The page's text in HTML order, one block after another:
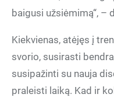
baigusi užsiėmimą“, –
Kiekvienas, atėjęs į
svorio, susirasti
susipažinti su nauja
praleisti laiką. Kad ir